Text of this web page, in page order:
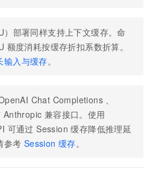
）部署同样支持上下文缓存。命
额度消耗按缓存折扣系数折算。
输入与缓存。
Chat Completions 、
兼容接口。使用
可通过 Session 缓存降低推理延
参考 Session 缓存。